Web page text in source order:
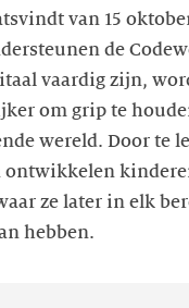
van 15
de
vaardig zijn,
om grip te
wereld. Door te
ontwikkelen
ze later in elk
hebben.